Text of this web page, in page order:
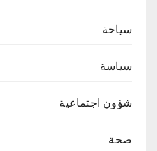
سياحة
سياسة
شؤون اجتماعية
صحة